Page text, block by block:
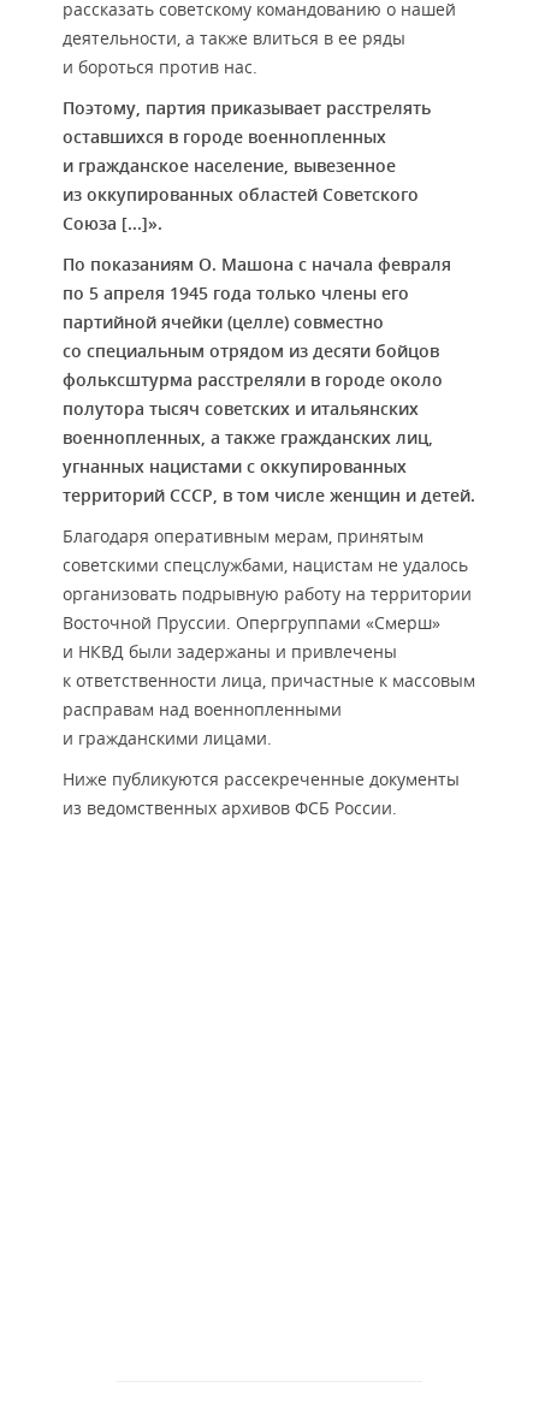
рассказать советскому командованию о нашей
деятельности, а также влиться в ее ряды
и бороться против нас.
Поэтому, партия приказывает расстрелять
оставшихся в городе военнопленных
и гражданское население, вывезенное
из оккупированных областей Советского
Союза [...]».
По показаниям О. Машона с начала февраля
по 5 апреля 1945 года только члены его
партийной ячейки (целле) совместно
со специальным отрядом из десяти бойцов
фольксштурма расстреляли в городе около
полутора тысяч советских и итальянских
военнопленных, а также гражданских лиц,
угнанных нацистами с оккупированных
территорий СССР, в том числе женщин и детей.
Благодаря оперативным мерам, принятым
советскими спецслужбами, нацистам не удалось
организовать подрывную работу на территории
Восточной Пруссии. Опергруппами «Смерш»
и НКВД были задержаны и привлечены
к ответственности лица, причастные к массовым
расправам над военнопленными
и гражданскими лицами.
Ниже публикуются рассекреченные документы
из ведомственных архивов ФСБ России.